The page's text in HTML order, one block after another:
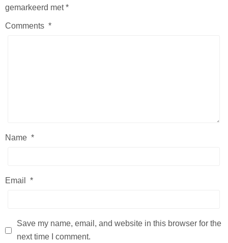
gemarkeerd met*
Comments *
Name *
Email *
Save my name, email, and website in this browser for the
next time I comment.